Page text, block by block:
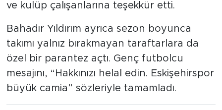
ve kulüp çalışanlarına teşekkür etti.
Bahadır Yıldırım ayrıca sezon boyunca
takımı yalnız bırakmayan taraftarlara da
özel bir parantez açtı. Genç futbolcu
mesajını, “Hakkınızı helal edin. Eskişehirspor
büyük camia” sözleriyle tamamladı.